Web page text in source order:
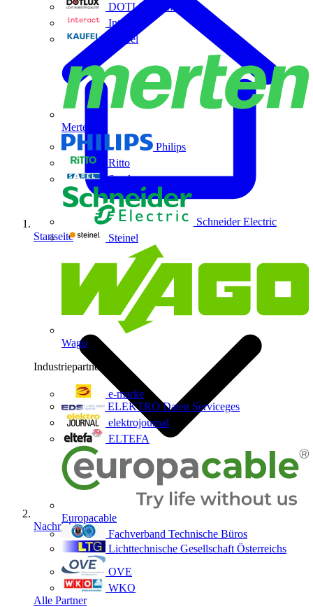
DOTLUX GmbH
Interact
Kaufel
Merten
Philips
Ritto
Sarel
Schneider Electric
Steinel
Wago
Industriepartner
e-marke
ELEKTRO Daten Serviceges
elektrojournal
ELTEFA
Europacable
Fachverband Technische Büros
Lichttechnische Gesellschaft Österreichs
OVE
WKO
Alle Partner
Startseite
Nachrichten